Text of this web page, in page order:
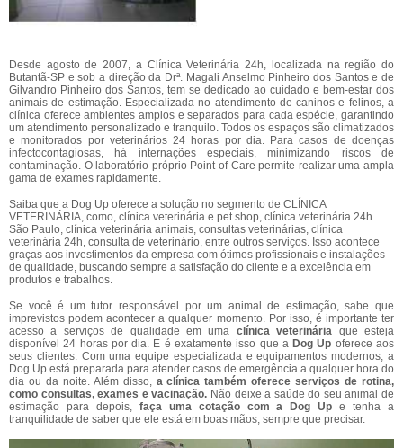
Desde agosto de 2007, a Clínica Veterinária 24h, localizada na região do
Butantã-SP e sob a direção da Drª. Magali Anselmo Pinheiro dos Santos e de
Gilvandro Pinheiro dos Santos, tem se dedicado ao cuidado e bem-estar dos
animais de estimação. Especializada no atendimento de caninos e felinos, a
clínica oferece ambientes amplos e separados para cada espécie, garantindo
um atendimento personalizado e tranquilo. Todos os espaços são climatizados
e monitorados por veterinários 24 horas por dia. Para casos de doenças
infectocontagiosas, há internações especiais, minimizando riscos de
contaminação. O laboratório próprio Point of Care permite realizar uma ampla
gama de exames rapidamente.
Saiba que a Dog Up oferece a solução no segmento de CLÍNICA
VETERINÁRIA, como, clínica veterinária e pet shop, clínica veterinária 24h
São Paulo, clínica veterinária animais, consultas veterinárias, clínica
veterinária 24h, consulta de veterinário, entre outros serviços. Isso acontece
graças aos investimentos da empresa com ótimos profissionais e instalações
de qualidade, buscando sempre a satisfação do cliente e a excelência em
produtos e trabalhos.
Se você é um tutor responsável por um animal de estimação, sabe que
imprevistos podem acontecer a qualquer momento. Por isso, é importante ter
acesso a serviços de qualidade em uma clínica veterinária que esteja
disponível 24 horas por dia. E é exatamente isso que a Dog Up oferece aos
seus clientes. Com uma equipe especializada e equipamentos modernos, a
Dog Up está preparada para atender casos de emergência a qualquer hora do
dia ou da noite. Além disso, a clínica também oferece serviços de rotina,
como consultas, exames e vacinação. Não deixe a saúde do seu animal de
estimação para depois, faça uma cotação com a Dog Up e tenha a
tranquilidade de saber que ele está em boas mãos, sempre que precisar.